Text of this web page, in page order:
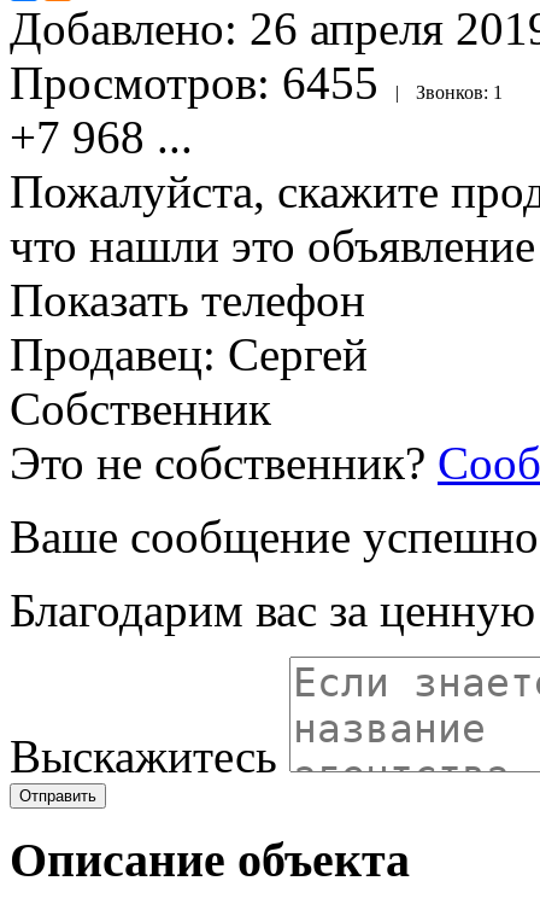
Добавлено: 26 апреля
Просмотров: 6455 | Звонков: 1
+7 968 ...
Пожалуйста, скажите
что нашли это
Показать телефон
Продавец: Сергей
Собственник
Это не собственник?
Ваше сообщение успешно
Благодарим вас за
Выскажитесь
Отправить
Описание объекта